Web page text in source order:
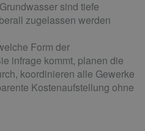
sind tiefe
zugelassen werden
Form der
infrage kommt, planen die
koordinieren alle Gewerke
Kostenaufstellung ohne